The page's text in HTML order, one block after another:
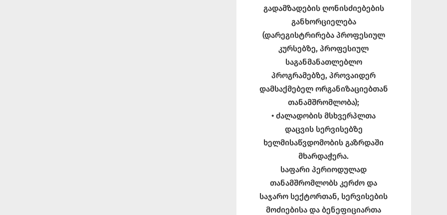
გადამზადების ღონისძიებების
განხორციელება
(დარეგისტრირება პროფესიულ
კურსებზე, პროფესიულ
საგანმანათლებლო
პროგრამებზე, პროვაიდერ
დამსაქმებელ ორგანიზაციებთან
თანამშრომლობა);
• ძალადობის მსხვერპლთა
დაცვის სერვისებზე
ხელმისაწვდომობის გაზრდაში
მხარდაჭერა.
საფარი პერიოდულად
თანამშრომლობს კერძო და
საჯარო სექტორთან, სერვისების
მოძიებისა და ბენეფიციართა